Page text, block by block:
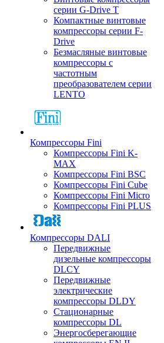
серии G-Drive T
Компактные винтовые
компрессоры серии F-
Drive
Безмасляные винтовые
компрессоры с
частотным
преобразователем серии
LENTO
Компрессоры Fini
Компрессоры Fini K-
MAX
Компрессоры Fini BSC
Компрессоры Fini Cube
Компрессоры Fini Micro
Компрессоры Fini PLUS
Компрессоры DALI
Передвижные
дизельные компрессоры
DLCY
Передвижные
электрические
компрессоры DLDY
Стационарные
компрессоры DL
Энергосберегающие